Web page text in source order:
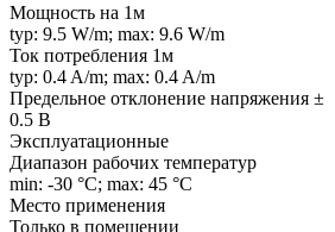
Мощность на 1м
typ: 9.5 W/m; max: 9.6 W/m
Ток потребления 1м
typ: 0.4 A/m; max: 0.4 A/m
Предельное отклонение напряжения ±
0.5 В
Эксплуатационные
Диапазон рабочих температур
min: -30 °C; max: 45 °C
Место применения
Только в помещении